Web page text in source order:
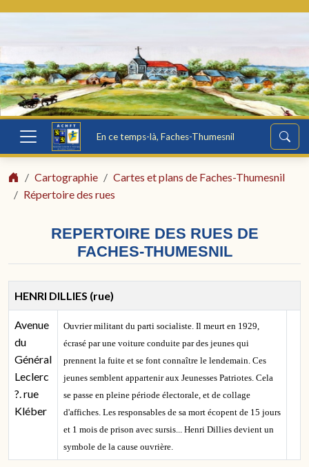
En ce temps-là, Faches-Thumesnil
Cartographie
Cartes et plans de Faches-Thumesnil
Répertoire des rues
REPERTOIRE DES RUES DE
FACHES-THUMESNIL
HENRI DILLIES (rue)
Avenue
du
Général
Leclerc
?. rue
Kléber
Ouvrier militant du parti socialiste. Il meurt en 1929,
écrasé par une voiture conduite par des jeunes qui
prennent la fuite et se font connaître le lendemain. Ces
jeunes semblent appartenir aux Jeunesses Patriotes. Cela
se passe en pleine période électorale, et de collage
d'affiches. Les responsables de sa mort écopent de 15 jours
et 1 mois de prison avec sursis... Henri Dillies devient un
symbole de la cause ouvrière.